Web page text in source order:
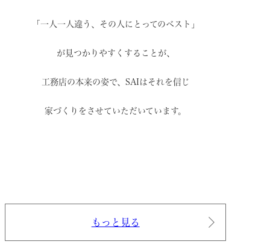
「一人一人違う、その人にとってのベスト」
が見つかりやすくすることが、
工務店の本来の姿で、 SAIはそれを信じ
家づくりをさせていただいています。
もっと見る